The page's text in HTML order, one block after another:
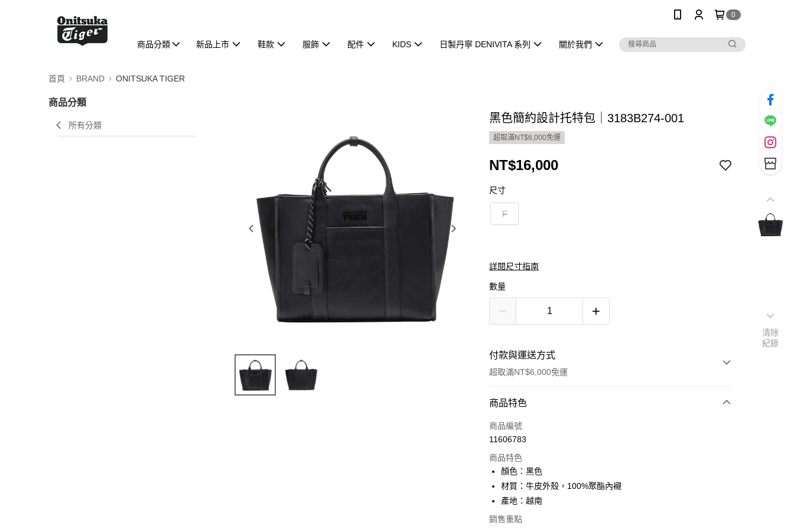
0
商品分類 新品上市 鞋款 服飾 配件 KIDS 日製丹寧 DENIVITA 系列 關於我們
首頁 BRAND ONITSUKA TIGER
商品分類
所有分類
黑色簡約設計托特包｜3183B274-001
超取滿NT$6,000免運
NT$16,000
尺寸
F
詳閱尺寸指南
數量
付款與運送方式
超取滿NT$6,000免運
付款方式
信用卡一次付款
ATM付款
運送方式
商品特色
商品編號
11606783
商品特色
顏色：黑色
材質：牛皮外殼，100%聚酯內襯
產地：越南
銷售重點
清除
紀錄